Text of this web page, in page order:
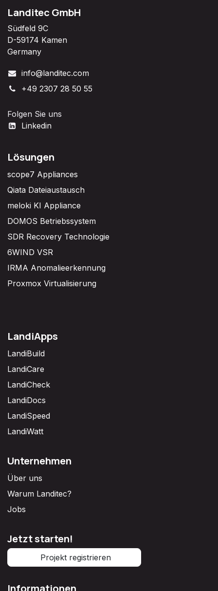
Landitec GmbH
Südfeld 9C
D-59174 Kamen
Germany
info@landitec.com
+49 2307 28 50 55
Folgen Sie uns
Linkedin
Lösungen
scope7 Appliances
Qiata Dateiaustausch
meloki KI Appliance
DOMOS Betriebssystem
SDR Recovery Technologie
6WIND VSR
IRMA Anomalieerkennung
Proxmox Virtualisierung
LandiApps
LandiBuild
LandiCare
LandiCheck
LandiDocs
LandiSpeed
LandiWatt
Unternehmen
Über uns
Warum Landitec?
Jobs
Jetzt starten!
Projekt registrieren
Informationen